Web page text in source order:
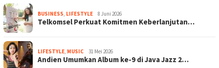
BUSINESS, LIFESTYLE 8 Juni 2026
Telkomsel Perkuat Komitmen Keberlanjutan…
LIFESTYLE, MUSIC 31 Mei 2026
Andien Umumkan Album ke-9 di Java Jazz 2…